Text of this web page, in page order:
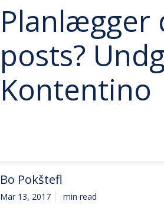
Planlægger
posts?
Kontentino
Bo Pokštefl
Mar 13, 2017 min read